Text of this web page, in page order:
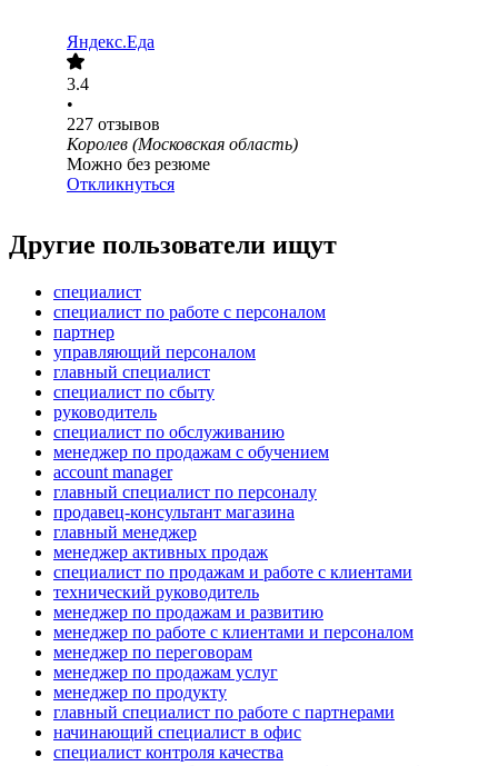
Яндекс.Еда
3.4
•
227 отзывов
Королев (Московская область)
Можно без резюме
Откликнуться
Другие пользователи ищут
специалист
специалист по работе с персоналом
партнер
управляющий персоналом
главный специалист
специалист по сбыту
руководитель
специалист по обслуживанию
менеджер по продажам с обучением
account manager
главный специалист по персоналу
продавец-консультант магазина
главный менеджер
менеджер активных продаж
специалист по продажам и работе с клиентами
технический руководитель
менеджер по продажам и развитию
менеджер по работе с клиентами и персоналом
менеджер по переговорам
менеджер по продажам услуг
менеджер по продукту
главный специалист по работе с партнерами
начинающий специалист в офис
специалист контроля качества